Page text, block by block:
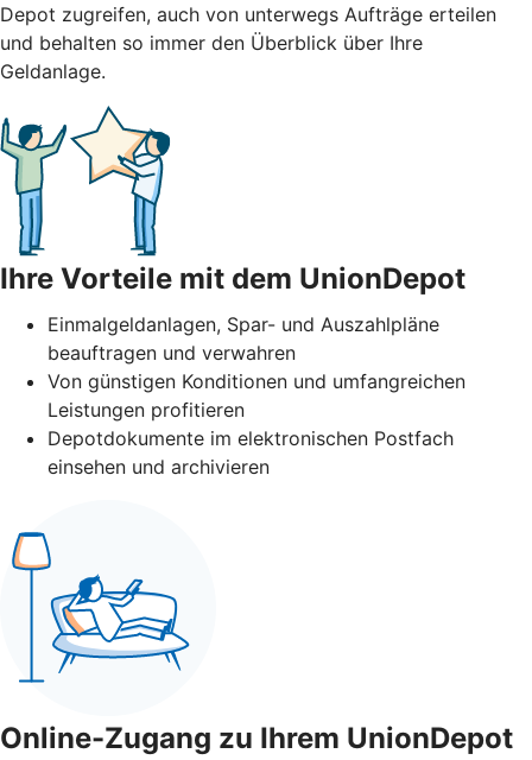
Depot zugreifen, auch von unterwegs Aufträge erteilen
und behalten so immer den Überblick über Ihre
Geldanlage.
Ihre Vorteile mit dem UnionDepot
Einmalgeldanlagen, Spar- und Auszahlpläne
beauftragen und verwahren
Von günstigen Konditionen und umfangreichen
Leistungen profitieren
Depotdokumente im elektronischen Postfach
einsehen und archivieren
Online-Zugang zu Ihrem UnionDepot